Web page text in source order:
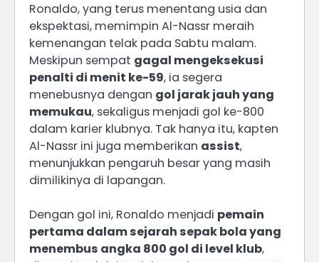
Ronaldo, yang terus menentang usia dan
ekspektasi, memimpin Al-Nassr meraih
kemenangan telak pada Sabtu malam.
Meskipun sempat gagal mengeksekusi
penalti di menit ke-59, ia segera
menebusnya dengan gol jarak jauh yang
memukau, sekaligus menjadi gol ke-800
dalam karier klubnya. Tak hanya itu, kapten
Al-Nassr ini juga memberikan assist,
menunjukkan pengaruh besar yang masih
dimilikinya di lapangan.
Dengan gol ini, Ronaldo menjadi pemain
pertama dalam sejarah sepak bola yang
menembus angka 800 gol di level klub,